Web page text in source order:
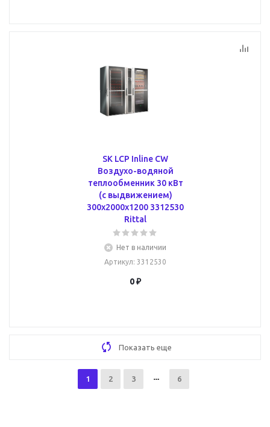
SK LCP Inline CW
Воздухо-водяной
теплообменник 30 кВт
(с выдвижением)
300x2000x1200 3312530
Rittal
Нет в наличии
Артикул: 3312530
0 ₽
Показать еще
1 2 3 6